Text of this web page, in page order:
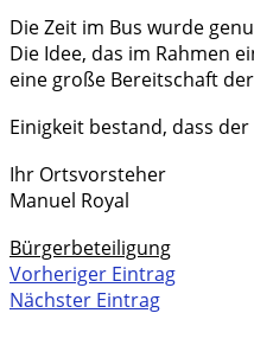
erläutert
die
Idee
Neubaus.
Garten
spielt
eine
zentrale
Rolle.
stellt
das
„Ringinger
vor.
Tom
Lindner
Die Zeit im Bus wurde
Die Idee, das im Rahmen
eine große Bereitschaft
Einigkeit bestand, dass
Ihr Ortsvorsteher
Manuel Royal
Bürgerbeteiligung
Vorheriger Eintrag
Nächster Eintrag